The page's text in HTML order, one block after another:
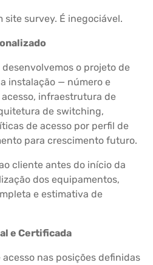
site survey. É inegociável.
o projeto de
instalação — número e
infraestrutura de
de switching,
de acesso por perfil de
para crescimento futuro.
cliente antes do início da
dos equipamentos,
e estimativa de
e Certificada
nas posições definidas